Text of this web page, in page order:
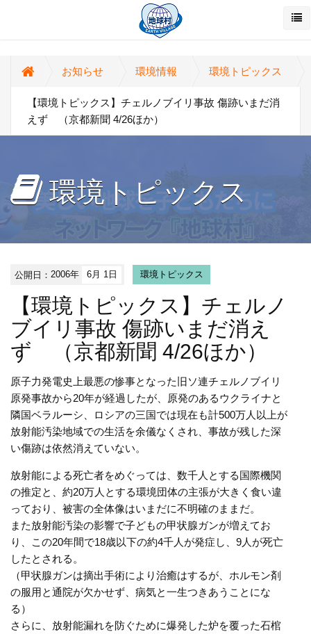
お知らせ 環境情報 環境トピックス
【環境トピックス】チェルノブイリ事故 傷跡いまだ消
えず （京都新聞 4/26ほか）
環境トピックス
公開日：2006年 6月 1日 環境トピックス
【環境トピックス】チェルノ
ブイリ事故 傷跡いまだ消え
ず （京都新聞 4/26ほか）
原子力発電史上最悪の惨事となった旧ソ連チェルノブイリ
原発事故から20年が経過したが、原発のあるウクライナと
隣国ベラルーシ、ロシアの三国では現在も計500万人以上が
放射能汚染地域での生活を余儀なくされ、事故が残した深
い傷跡は依然消えていない。
放射能による死亡者をめぐっては、数千人とする国際機関
の推定と、約20万人とする環境団体の主張が大きく食い違
っており、被害の全体像はいまだに不明確のままだ。
また放射能汚染の影響で子どもの甲状腺ガンが増えてお
り、この20年間で18歳以下の約4千人が発症し、9人が死亡
したとされる。
（甲状腺ガンは摘出手術により治癒はするが、ホルモン剤
の服用と通院が欠かせず、病気と一生つきあうことにな
る）
さらに、放射能漏れを防ぐために爆発した炉を覆った石棺